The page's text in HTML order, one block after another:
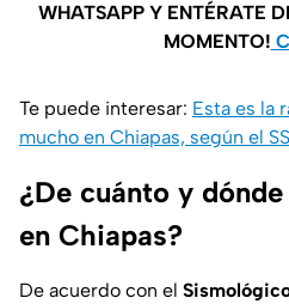
WHATSAPP Y ENTÉRATE
MOMENTO!
Te puede interesar: Esta es la
mucho en Chiapas, según el
¿De cuánto y
en Chiapas?
De acuerdo con el